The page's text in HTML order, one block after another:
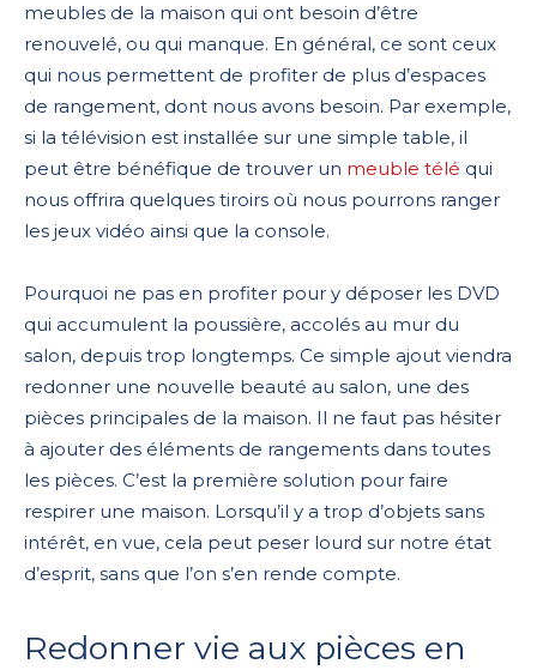
meubles de la maison qui ont besoin d’être
renouvelé, ou qui manque. En général, ce sont ceux
qui nous permettent de profiter de plus d’espaces
de rangement, dont nous avons besoin. Par exemple,
si la télévision est installée sur une simple table, il
peut être bénéfique de trouver un meuble télé qui
nous offrira quelques tiroirs où nous pourrons ranger
les jeux vidéo ainsi que la console.
Pourquoi ne pas en profiter pour y déposer les DVD
qui accumulent la poussière, accolés au mur du
salon, depuis trop longtemps. Ce simple ajout viendra
redonner une nouvelle beauté au salon, une des
pièces principales de la maison. Il ne faut pas hésiter
à ajouter des éléments de rangements dans toutes
les pièces. C’est la première solution pour faire
respirer une maison. Lorsqu’il y a trop d’objets sans
intérêt, en vue, cela peut peser lourd sur notre état
d’esprit, sans que l’on s’en rende compte.
Redonner vie aux pièces en